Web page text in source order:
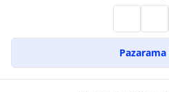
Pazarama